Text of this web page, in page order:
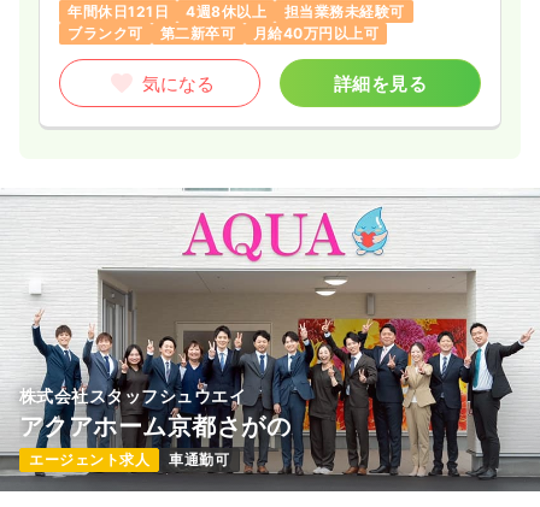
年間休日121日
4週8休以上
担当業務未経験可
ブランク可
第二新卒可 月給40万円以上可
気になる 詳細を見る
株式会社スタッフシュウエイ
アクアホーム京都さがの
エージェント求人 車通勤可